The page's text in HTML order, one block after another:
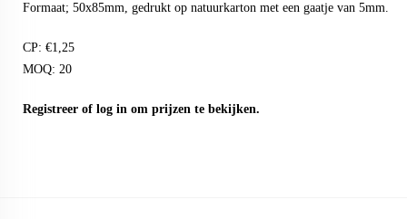
Formaat; 50x85mm, gedrukt op natuurkarton met een gaatje van 5mm.
CP: €1,25
MOQ: 20
Registreer of log in om prijzen te bekijken.